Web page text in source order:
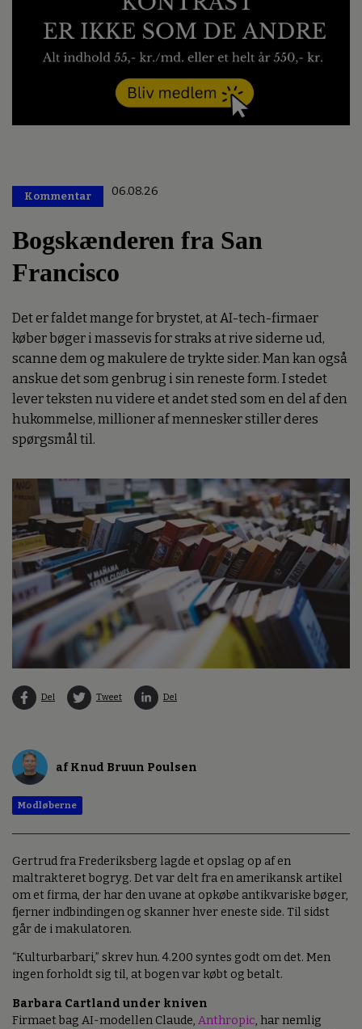
Kommentar 06.08.26
Bogskænderen fra San
Francisco
Det er faldet mange for brystet, at AI-tech-firmaer
køber bøger i massevis for straks at rive siderne ud,
scanne dem og makulere de trykte sider. Man kan også
anskue det som genbrug i sin reneste form. I stedet
lever teksten nu videre et andet sted som en del af den
hukommelse, millioner af mennesker stiller deres
spørgsmål til.
Del Tweet Del
af Knud Bruun Poulsen
Modløberne
Gertrud fra Frederiksberg lagde et opslag op af en
maltrakteret bogryg. Det var delt fra en amerikansk artikel
om et firma, der har den uvane at opkøbe antikvariske bøger,
fjerner indbindingen og skanner hver eneste side. Til sidst
går de i makulatoren.
“Kulturbarbari,” skrev hun. 4.200 syntes godt om det. Men
ingen forholdt sig til, at bogen var købt og betalt.
Barbara Cartland under kniven
Firmaet bag AI-modellen Claude, Anthropic, har nemlig